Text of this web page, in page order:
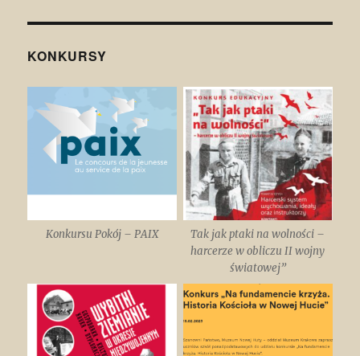
KONKURSY
Konkursu Pokój – PAIX
Tak jak ptaki na wolności –
harcerze w obliczu II wojny
światowej”